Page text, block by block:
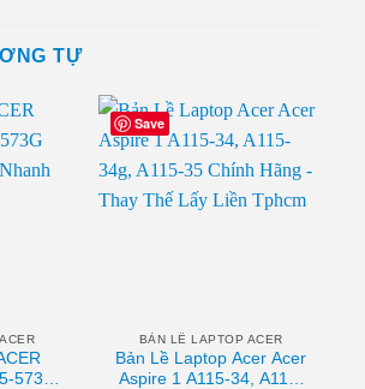
TỰ
573G
Save
BẢN LỀ LAPTOP ACER
Bản Lề Laptop Acer Acer
Aspire 1 A115-34, A115-